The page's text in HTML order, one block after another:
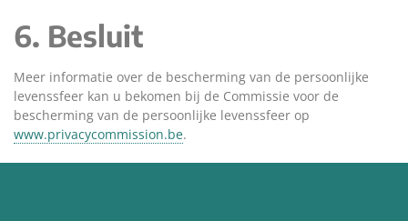
6. Besluit
Meer informatie over de bescherming van de persoonlijke
levenssfeer kan u bekomen bij de Commissie voor de
bescherming van de persoonlijke levenssfeer op
www.privacycommission.be.